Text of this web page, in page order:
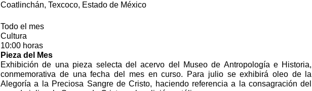
Coatlinchán, Texcoco, Estado de México
Todo el mes
Cultura
10:00 horas
Pieza del Mes
Exhibición de una pieza selecta del acervo del Museo de Antropología e Historia,
conmemorativa de una fecha del mes en curso. Para julio se exhibirá oleo de la
Alegoría a la Preciosa Sangre de Cristo, haciendo referencia a la consagración del